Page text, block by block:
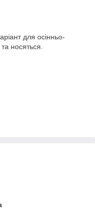
для осінньо-
носяться.